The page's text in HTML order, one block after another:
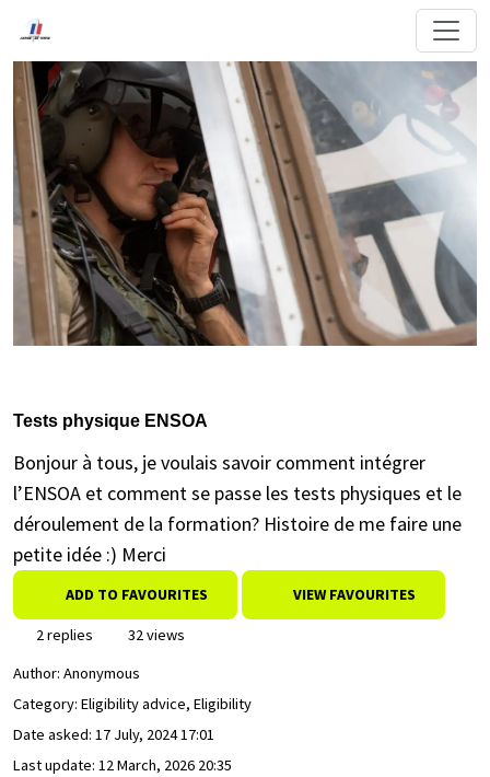
Tests physique ENSOA
Bonjour à tous, je voulais savoir comment intégrer
l’ENSOA et comment se passe les tests physiques et le
déroulement de la formation? Histoire de me faire une
petite idée :) Merci
ADD TO FAVOURITES VIEW FAVOURITES
2 replies
32 views
Author: Anonymous
Category: Eligibility advice, Eligibility
Date asked: 17 July, 2024 17:01
Last update: 12 March, 2026 20:35